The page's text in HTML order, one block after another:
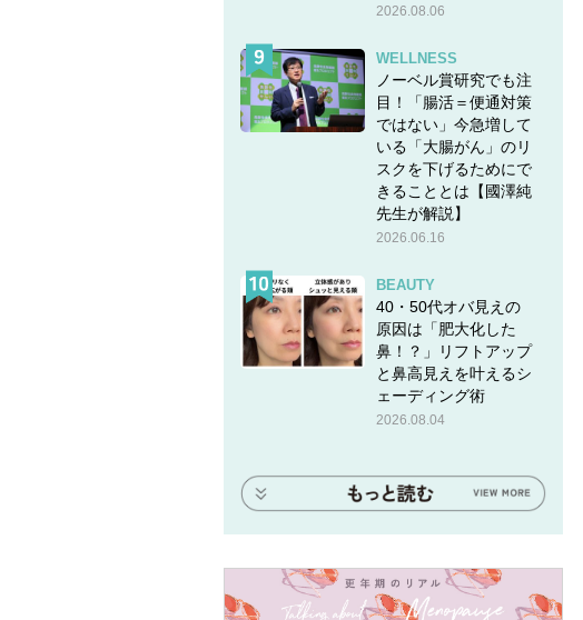
2026.08.06
WELLNESS
ノーベル賞研究でも注
目！「腸活＝便通対策
ではない」今急増して
いる「大腸がん」のリ
スクを下げるためにで
きることとは【國澤純
先生が解説】
2026.06.16
BEAUTY
40・50代オバ見えの
原因は「肥大化した
鼻！？」リフトアップ
と鼻高見えを叶えるシ
ェーディング術
2026.08.04